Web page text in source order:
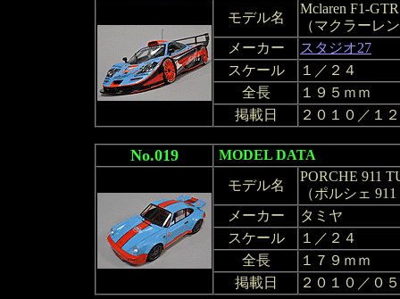
モデル名
Mclaren F1-
（マクラーレ
メーカー
スタジオ27
スケール
１／２４
全長
１９５ｍｍ
掲載日
２０１０／１
No.019
MODEL DATA
モデル名
PORCHE 911
（ポルシェ
メーカー
タミヤ
スケール
１／２４
全長
１７９ｍｍ
掲載日
２０１０／０